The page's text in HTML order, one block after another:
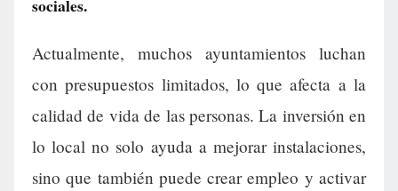
sociales.
Actualmente, muchos ayuntamientos luchan
con presupuestos limitados, lo que afecta a la
calidad de vida de las personas. La inversión en
lo local no solo ayuda a mejorar instalaciones,
sino que también puede crear empleo y activar